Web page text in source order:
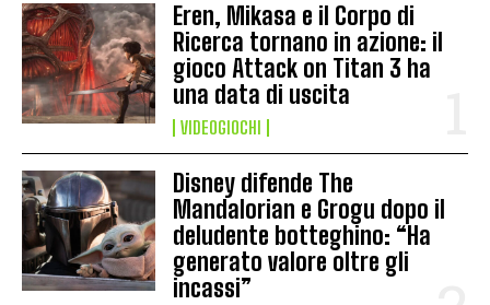
Eren, Mikasa e il Corpo di
Ricerca tornano in azione: il
gioco Attack on Titan 3 ha
una data di uscita
VIDEOGIOCHI
Disney difende The
Mandalorian e Grogu dopo il
deludente botteghino: “Ha
generato valore oltre gli
incassi”